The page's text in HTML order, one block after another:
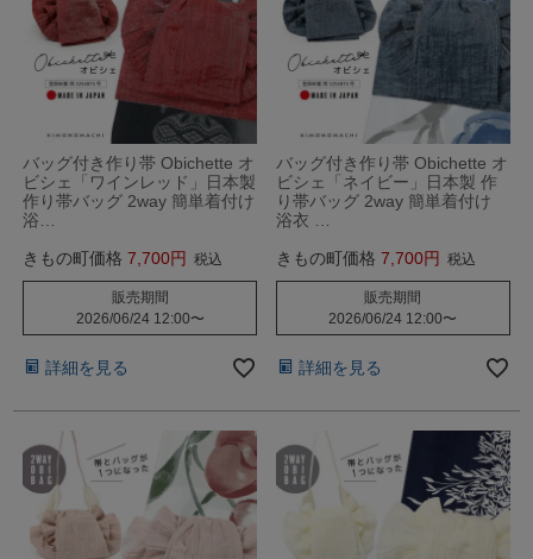
バッグ付き作り帯 Obichette オ
ビシェ「ワインレッド」日本製
作り帯バッグ 2way 簡単着付け
浴…
きもの町価格 7,700 税込
販売期間
2026/06/24 12:00〜
詳細を見る
バッグ付き作り帯 Obichette オ
ビシェ「ネイビー」日本製 作
り帯バッグ 2way 簡単着付け
浴衣 …
きもの町価格 7,700 税込
販売期間
2026/06/24 12:00〜
詳細を見る